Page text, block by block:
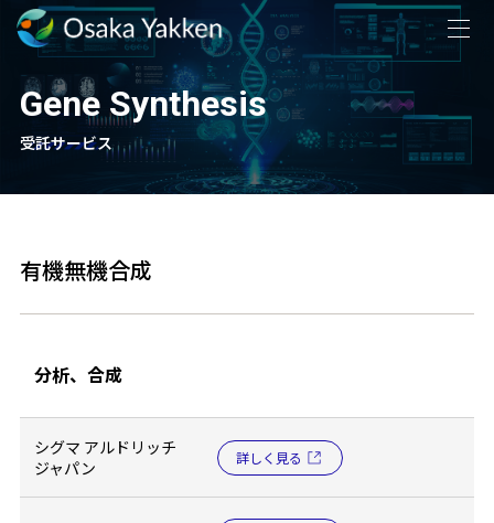
Gene Synthesis
受託サービス
有機無機合成
分析、合成
シグマ アルドリッチ
ジャパン
詳しく見る